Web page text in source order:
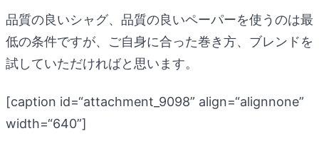
品質の良いシャグ、品質の良いペーパーを使うのは最
低の条件ですが、ご自身に合った巻き方、ブレンドを
試していただければと思います。
[caption id=“attachment_9098” align=“alignnone”
width=“640”]